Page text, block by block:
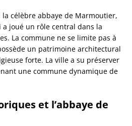
la célèbre abbaye de Marmoutier,
a joué un rôle central dans la
La commune ne se limite pas à
un patrimoine architectural
forte. La ville a su préserver
une commune dynamique de
et l’abbaye de